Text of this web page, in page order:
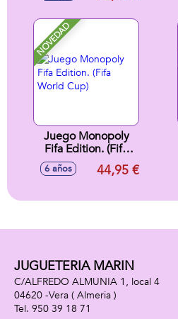
NOVEDAD
Juego Monopoly
Fifa Edition. (Fifa
World Cup)
6 años 44,95 €
JUGUETERIA MARIN
C/ALFREDO ALMUNIA 1, local 4
04620 -Vera ( Almeria )
950 39 18 71